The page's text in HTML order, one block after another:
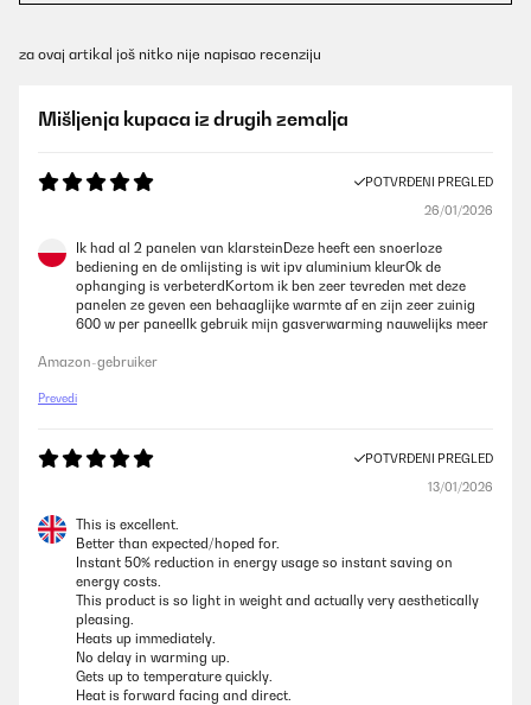
za ovaj artikal još nitko nije napisao recenziju
Mišljenja kupaca iz drugih zemalja
POTVRĐENI PREGLED
26/01/2026
Ik had al 2 panelen van klarsteinDeze heeft een snoerloze
bediening en de omlijsting is wit ipv aluminium kleurOk de
ophanging is verbeterdKortom ik ben zeer tevreden met deze
panelen ze geven een behaaglijke warmte af en zijn zeer zuinig
600 w per paneelIk gebruik mijn gasverwarming nauwelijks meer
Amazon-gebruiker
Prevedi
POTVRĐENI PREGLED
13/01/2026
This is excellent.
Better than expected/hoped for.
Instant 50% reduction in energy usage so instant saving on
energy costs.
This product is so light in weight and actually very aesthetically
pleasing.
Heats up immediately.
No delay in warming up.
Gets up to temperature quickly.
Heat is forward facing and direct.